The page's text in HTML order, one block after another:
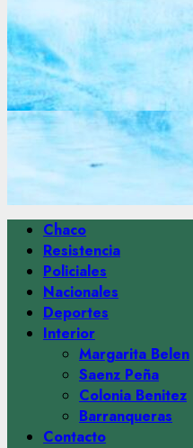
Menú
principal
Chaco
Resistencia
Policiales
Nacionales
Deportes
Interior
Margarita Belen
Saenz Peña
Colonia Benitez
Barranqueras
Contacto